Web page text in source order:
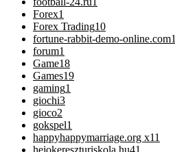
Forex1
Forex Trading10
fortune-rabbit-demo-online.com1
forum1
Game18
Games19
gaming1
giochi3
gioco2
gokspel1
happyhappymarriage.org x11
hejokereszturiskola.hu41